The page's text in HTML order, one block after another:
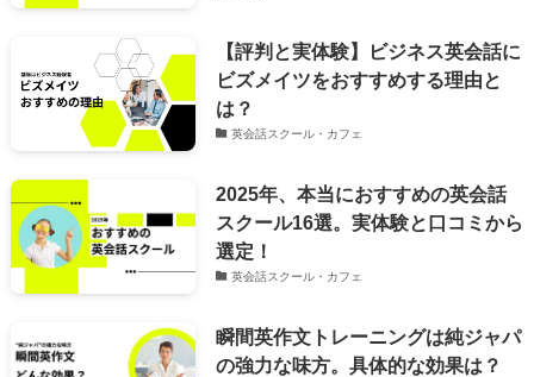
【評判と実体験】ビジネス英会話に
ビズメイツをおすすめする理由と
は？
英会話スクール・カフェ
2025年、本当におすすめの英会話
スクール16選。実体験と口コミから
選定！
英会話スクール・カフェ
瞬間英作文トレーニングは純ジャパ
の強力な味方。具体的な効果は？